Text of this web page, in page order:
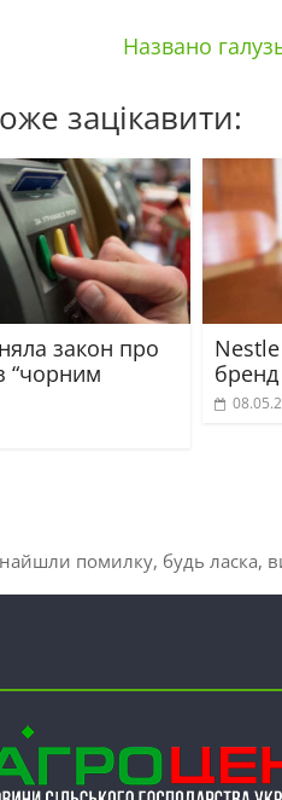
Названо
зацікавити:
закон про
“чорним
помилку, будь ласка,